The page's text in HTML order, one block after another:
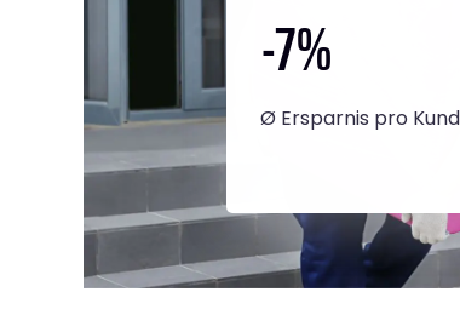
-7%
Ø Ersparnis pro